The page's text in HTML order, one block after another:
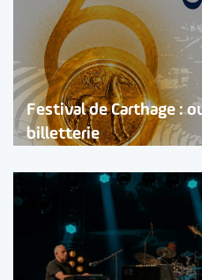
Festival de Carthage :
billetterie